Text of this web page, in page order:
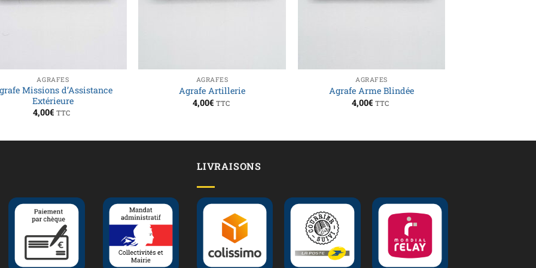
AGRAFES
Missions d’Assistance
Extérieure
4,00€ TTC
AGRAFES
Agrafe Artillerie
4,00€ TTC
AGRAFES
Agrafe Arme Blindée
4,00€ TTC
LIVRAISONS